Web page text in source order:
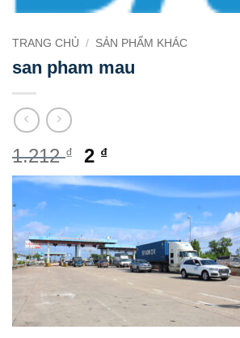
TRANG CHỦ / SẢN PHẨM KHÁC
san pham mau
1.212₫
Giá
gốc
là:
1.212 ₫.
2 ₫Giá
hiện
tại
là:
2 ₫.